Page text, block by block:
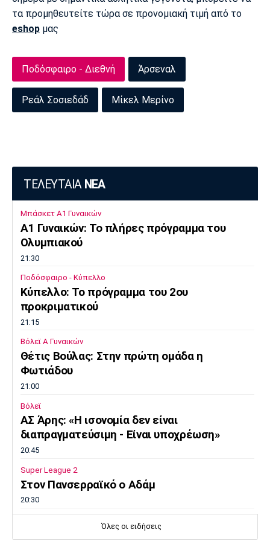
Πόρτο Μπενφίκα
τα προμηθευτείτε τώρα σε προνομιακή τιμή από το
eshop μας
Ποδόσφαιρο - Διεθνή Άρσεναλ
Ρεάλ Σοσιεδάδ Μίκελ Μερίνο
ΤΕΛΕΥΤΑΙΑ ΝΕΑ
Μπάσκετ Α1 Γυναικών
A1 Γυναικών: To πλήρες πρόγραμμα του
Ολυμπιακού
21:30
Ποδόσφαιρο - Κύπελλο
Κύπελλο: Το πρόγραμμα του 2ου
προκριματικού
21:15
Βόλεϊ Α Γυναικών
Θέτις Βούλας: Στην πρώτη ομάδα η
Φωτιάδου
21:00
Βόλεϊ
ΑΣ Άρης: «Η ισονομία δεν είναι
διαπραγματεύσιμη - Είναι υποχρέωση»
20:45
Super League 2
Στον Πανσερραϊκό ο Αδάμ
20:30
Σ.Ε.Φ.: Παρουσίαση της νέας του μορφής
Όλες οι ειδήσεις